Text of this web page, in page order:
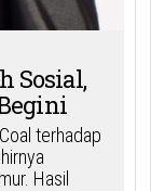
Sosial,
terhadap
Hasil